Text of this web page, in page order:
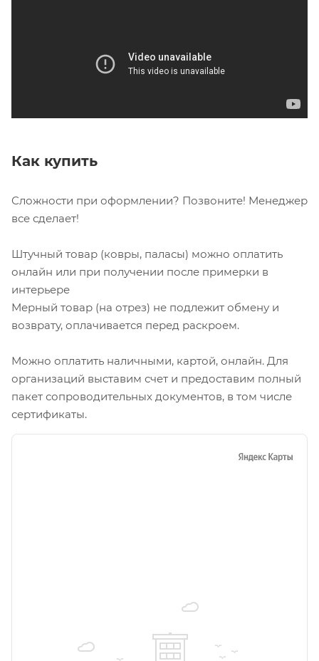
Как купить
Сложности при оформлении? Позвоните! Менеджер
все сделает!
Штучный товар (ковры, паласы) можно оплатить
онлайн или при получении после примерки в
интерьере
Мерный товар (на отрез) не подлежит обмену и
возврату, оплачивается перед раскроем.
Можно оплатить наличными, картой, онлайн. Для
организаций выставим счет и предоставим полный
пакет сопроводительных документов, в том числе
сертификаты.